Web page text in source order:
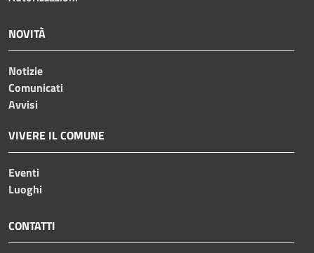
NOVITÀ
Notizie
Comunicati
Avvisi
VIVERE IL COMUNE
Eventi
Luoghi
CONTATTI